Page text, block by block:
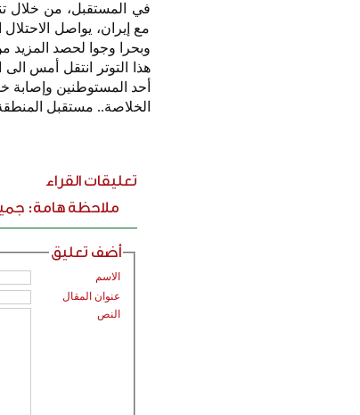
في المستقبل، من خلال
مع إيران، يواصل
وبحرا وجوا لحصد المزيد من
هذا التوتر انتقل أمس
أحد المستوطنين وإصابة
الخلاصة.. مستقبل
تعليقات القراء
ملاحظة هامة:
أضف تعليق
الاسم
عنوان المقال
النص